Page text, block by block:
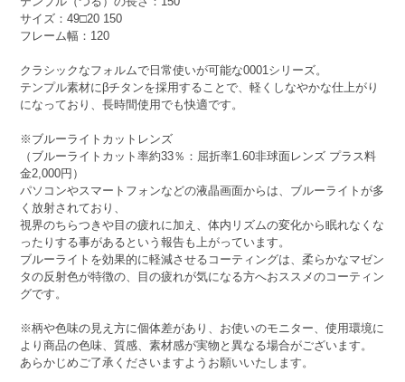
サイズ：49□20 150
フレーム幅：120
クラシックなフォルムで日常使いが可能な0001シリーズ。
テンプル素材にβチタンを採用することで、軽くしなやかな仕上がり
になっており、長時間使用でも快適です。
※ブルーライトカットレンズ
（ブルーライトカット率約33％：屈折率1.60非球面レンズ プラス料
金2,000円）
パソコンやスマートフォンなどの液晶画面からは、ブルーライトが多
く放射されており、
視界のちらつきや目の疲れに加え、体内リズムの変化から眠れなくな
ったりする事があるという報告も上がっています。
ブルーライトを効果的に軽減させるコーティングは、柔らかなマゼン
タの反射色が特徴の、目の疲れが気になる方へおススメのコーティン
グです。
※柄や色味の見え方に個体差があり、お使いのモニター、使用環境に
より商品の色味、質感、素材感が実物と異なる場合がございます。
あらかじめご了承くださいますようお願いいたします。